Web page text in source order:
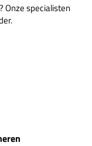
Onze specialisten